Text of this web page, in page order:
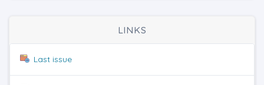
LINKS
Last issue